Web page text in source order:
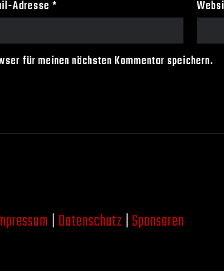
Adresse *
für meinen nächsten Kommentar speichern.
| Datenschutz | Sponsoren